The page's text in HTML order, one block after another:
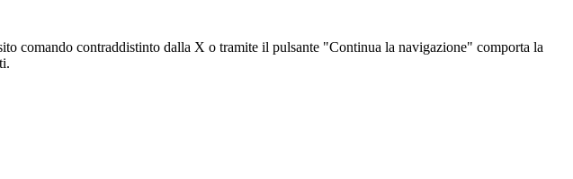
comando contraddistinto dalla X o tramite il pulsante "Continua la navigazione" comporta la